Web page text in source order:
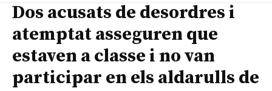
Dos acusats de desordres i
atemptat asseguren que
estaven a classe i no van
participar en els aldarulls de